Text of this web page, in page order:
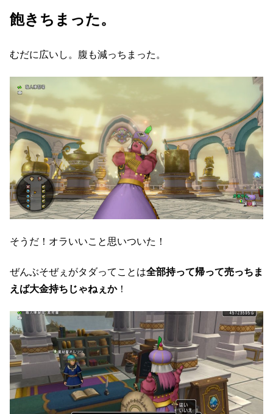
飽きちまった。
むだに広いし。腹も減っちまった。
そうだ！オラいいこと思いついた！
ぜんぶそぜぇがタダってことは全部持って帰って売っちま
えば大金持ちじゃねぇか！